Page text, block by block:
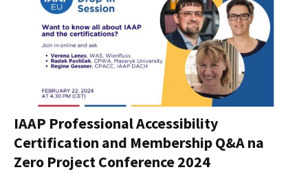
IAAP Professional Accessibility
Certification and Membership Q&A na
Zero Project Conference 2024